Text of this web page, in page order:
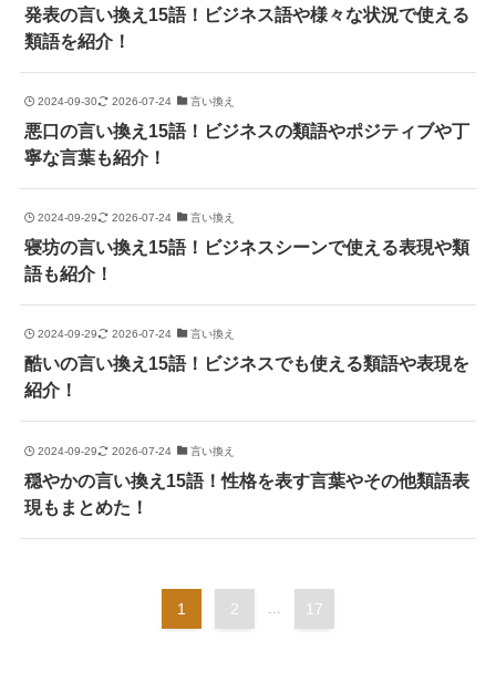
発表の言い換え15語！ビジネス語や様々な状況で使える
類語を紹介！
2024-09-30 2026-07-24 言い換え
悪口の言い換え15語！ビジネスの類語やポジティブや丁
寧な言葉も紹介！
2024-09-29 2026-07-24 言い換え
寝坊の言い換え15語！ビジネスシーンで使える表現や類
語も紹介！
2024-09-29 2026-07-24 言い換え
酷いの言い換え15語！ビジネスでも使える類語や表現を
紹介！
2024-09-29 2026-07-24 言い換え
穏やかの言い換え15語！性格を表す言葉やその他類語表
現もまとめた！
1 2 17